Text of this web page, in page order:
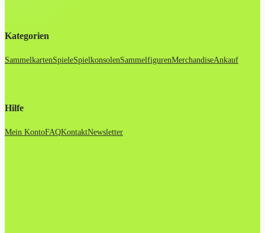
Kategorien
SammelkartenSpieleSpielkonsolenSammelfigurenMerchandiseAnkauf
Hilfe
Mein KontoFAQKontaktNewsletter